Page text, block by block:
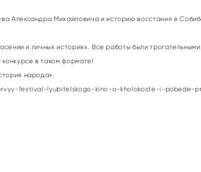
Александра Михайловича и историю восстания в
и личных историях. Все работы были
в таком формате!
народа».
festival-lyubitelskogo-kino-o-kholokoste-i-pobede-